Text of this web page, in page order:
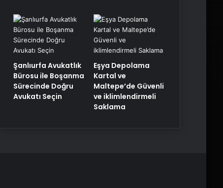
Şanlıurfa Avukatlık
Bürosu ile Boşanma
Sürecinde Doğru
Avukatı Seçin
Eşya Depolama
Kartal ve
Maltepe’de Güvenli
ve iklimlendirmeli
Saklama